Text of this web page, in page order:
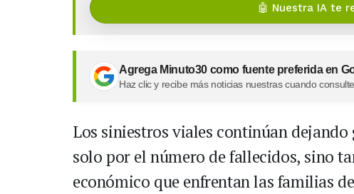
🤖 Nuestra IA te
Agrega Minuto30 como fuente preferida en
Haz clic y recibe más noticias nuestras cuando
Los siniestros viales continúan dejando
solo por el número de fallecidos, sino
económico que enfrentan las familias